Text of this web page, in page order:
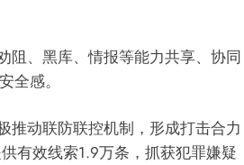
、黑库、情报等能力共享、协同
全感。
动联防联控机制，形成打击合力
有效线索1.9万条，抓获犯罪嫌疑